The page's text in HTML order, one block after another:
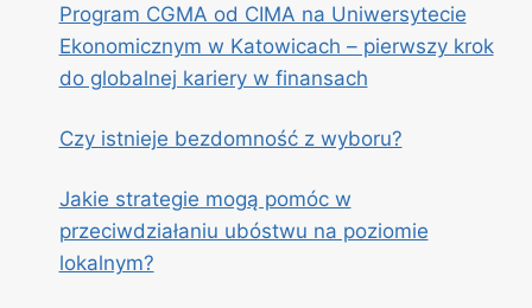
Program CGMA od CIMA na Uniwersytecie
Ekonomicznym w Katowicach – pierwszy krok
do globalnej kariery w finansach
Czy istnieje bezdomność z wyboru?
Jakie strategie mogą pomóc w
przeciwdziałaniu ubóstwu na poziomie
lokalnym?